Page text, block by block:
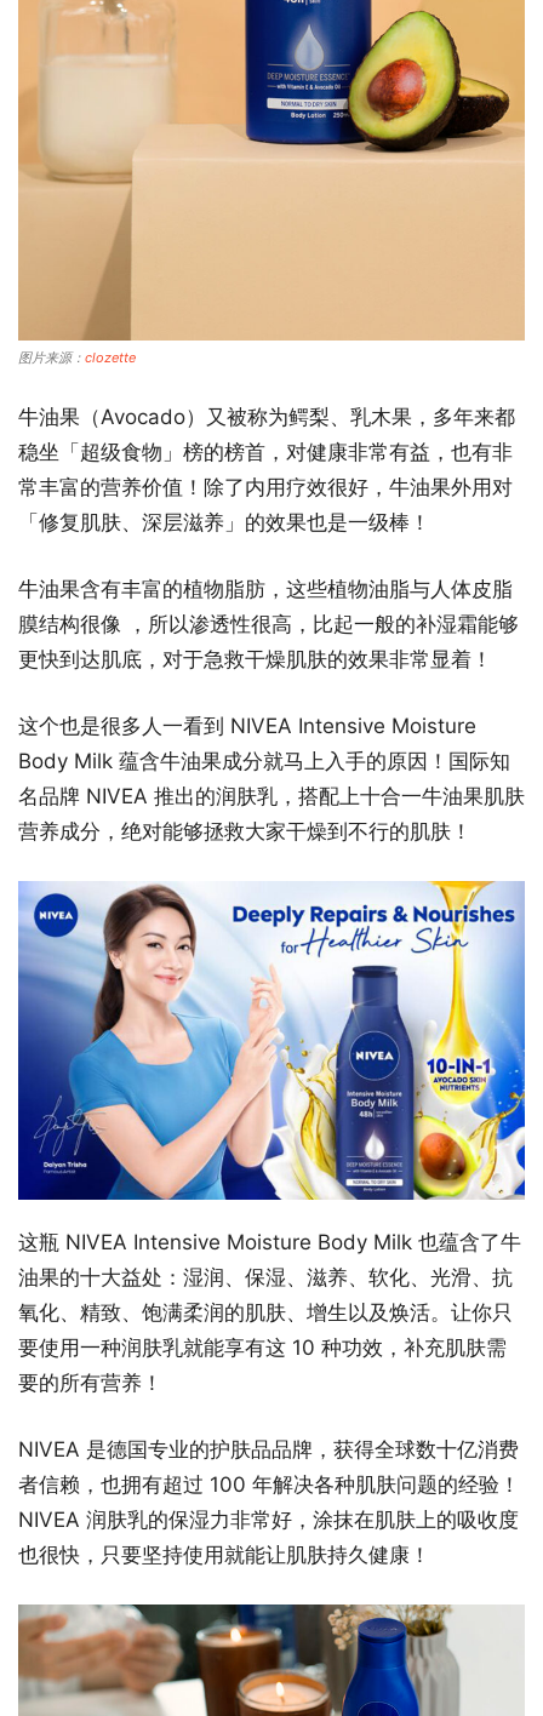
图片来源： clozette
牛油果（Avocado）又被称为鳄梨、乳木果，多年来都
稳坐「超级食物」榜的榜首，对健康非常有益，也有非
常丰富的营养价值！除了内用疗效很好，牛油果外用对
「修复肌肤、深层滋养」的效果也是一级棒！
牛油果含有丰富的植物脂肪，这些植物油脂与人体皮脂
膜结构很像 ，所以渗透性很高，比起一般的补湿霜能够
更快到达肌底，对于急救干燥肌肤的效果非常显着！
这个也是很多人一看到 NIVEA Intensive Moisture
Body Milk 蕴含牛油果成分就马上入手的原因！国际知
名品牌 NIVEA 推出的润肤乳，搭配上十合一牛油果肌肤
营养成分，绝对能够拯救大家干燥到不行的肌肤！
这瓶 NIVEA Intensive Moisture Body Milk 也蕴含了牛
油果的十大益处：湿润、保湿、滋养、软化、光滑、抗
氧化、精致、饱满柔润的肌肤、增生以及焕活。让你只
要使用一种润肤乳就能享有这 10 种功效，补充肌肤需
要的所有营养！
NIVEA 是德国专业的护肤品品牌，获得全球数十亿消费
者信赖，也拥有超过 100 年解决各种肌肤问题的经验！
NIVEA 润肤乳的保湿力非常好，涂抹在肌肤上的吸收度
也很快，只要坚持使用就能让肌肤持久健康！